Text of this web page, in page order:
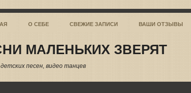
О СЕБЕ СВЕЖИЕ ЗАПИСИ ВАШИ ОТЗЫВЫ
МАЛЕНЬКИХ ЗВЕРЯТ
песен, видео танцев